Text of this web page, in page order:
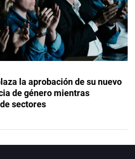
la aprobación de su nuevo
de género mientras
sectores